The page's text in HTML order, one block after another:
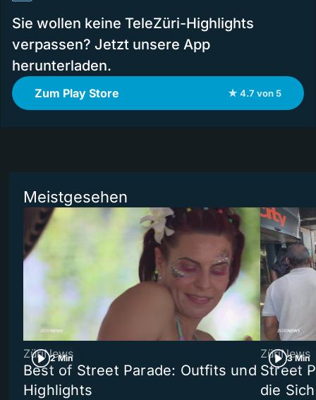
Sie wollen keine TeleZüri-Highlights
verpassen? Jetzt unsere App
herunterladen.
Zum Play Store ★ 4.7 von 5
Meistgesehen
2 Min
ZüriNews
Best of Street Parade: Outfits und
Highlights
3 Min
ZüriNews
Street
die